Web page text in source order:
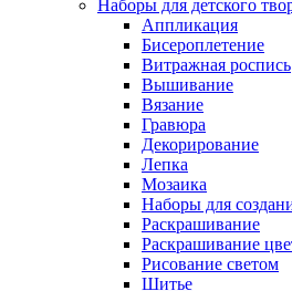
Наборы для детского
Аппликация
Бисероплетение
Витражная роспись
Вышивание
Вязание
Гравюра
Декорирование
Лепка
Мозаика
Наборы для
Раскрашивание
Раскрашивание
Рисование светом
Шитье